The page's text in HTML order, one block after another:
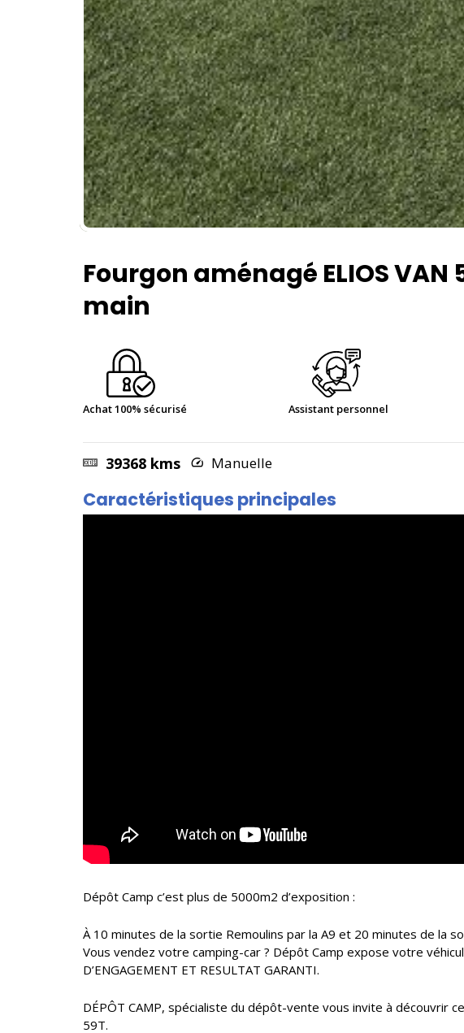
Fourgon aménagé ELIOS VAN
main
Achat 100% sécurisé Assistant personnel
39368 kms Manuelle
Caractéristiques principales
Dépôt Camp c’est plus de 5000m2 d’exposition :
À 10 minutes de la sortie Remoulins par la A9 et 20 minutes de la
Vous vendez votre camping-car ? Dépôt Camp expose votre
D’ENGAGEMENT ET RESULTAT GARANTI.
DÉPÔT CAMP, spécialiste du dépôt-vente vous invite à découvrir
59T.